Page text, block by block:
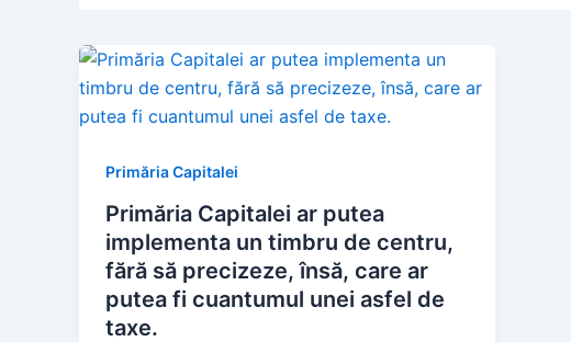
Primăria Capitalei
Primăria Capitalei ar putea
implementa un timbru de centru,
fără să precizeze, însă, care ar
putea fi cuantumul unei asfel de
taxe.